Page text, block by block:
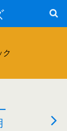
ク